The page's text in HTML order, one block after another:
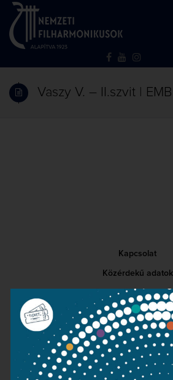
Vaszy V. – II.szvit |
Kapcsolat
Közérdekű adatok
Sajtószoba
Adatvédelem
Impresszum